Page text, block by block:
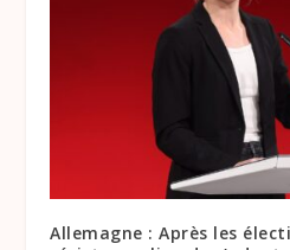
Allemagne : Après les